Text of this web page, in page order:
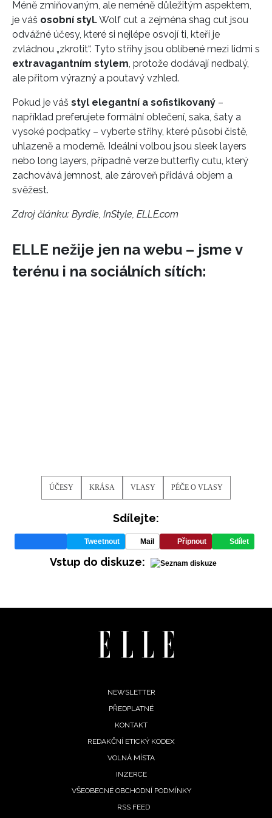
INFORMACE
Méně zmiňovaným, ale neméně důležitým aspektem,
je váš osobní styl.Wolf cut a zejména shag cut jsou
odvážné účesy, které si nejlépe osvojí ti, kteří je
zvládnou „zkrotit“. Tyto střihy jsou oblíbené mezi lidmi s
extravagantním stylem , protože dodávají nedbalý,
ale přitom výrazný a poutavý vzhled.
Pokud je váš styl elegantní a sofistikovaný –
například preferujete formální oblečení, saka, šaty a
vysoké podpatky – vyberte střihy, které působí čistě,
uhlazeně a moderně. Ideální volbou jsou sleek layers
nebo long layers, případně verze butterfly cutu, který
zachovává jemnost, ale zároveň přidává objem a
svěžest.
Zdroj článku: Byrdie, InStyle, ELLE.com
ELLE nežije jen na webu – jsme v
terénu i na sociálních sítích:
ÚČESY KRÁSA VLASY PÉČE O VLASY
Sdílejte:
Tweetnout Mail Připnout Sdílet
Vstup do diskuze:
NEWSLETTER
PŘEDPLATNÉ
KONTAKT
REDAKČNÍ ETICKÝ KODEX
VOLNÁ MÍSTA
INZERCE
VŠEOBECNÉ OBCHODNÍ PODMÍNKY
RSS FEED